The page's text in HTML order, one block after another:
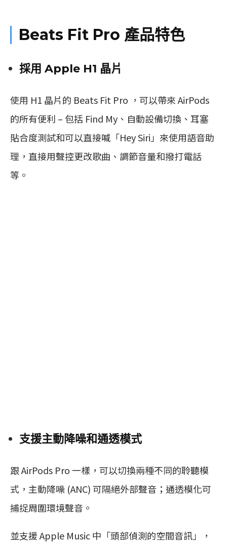
Beats Fit Pro 產品特色
採用 Apple H1 晶片
使用 H1 晶片的 Beats Fit Pro ，可以帶來 AirPods
的所有便利 – 包括 Find My、自動設備切換、耳塞
貼合度測試和可以直接喊「Hey Siri」來使用語音助
理，直接用聲控更改歌曲、調節音量和撥打電話
等。
支援主動降噪和通透模式
跟 AirPods Pro 一樣，可以切換兩種不同的聆聽模
式，主動降噪 (ANC) 可隔絕外部聲音；通透模化可
捕捉周圍環境聲音。
並支援 Apple Music 中「頭部偵測的空間音訊」，